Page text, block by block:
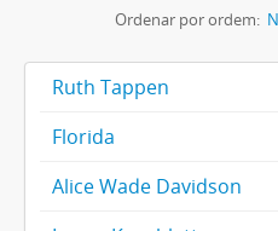
Ordenar por ordem:
Ruth Tappen
Florida
Alice Wade Davidson